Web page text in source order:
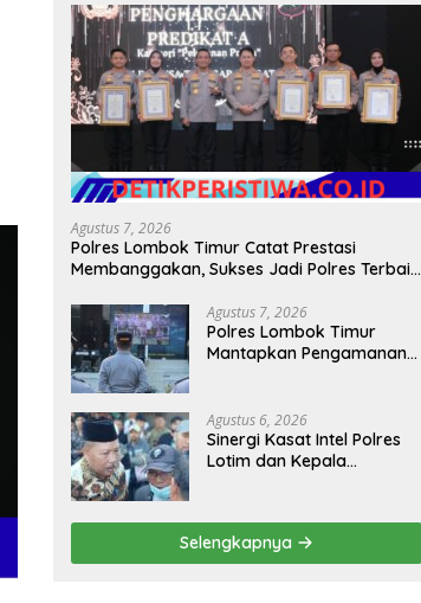
Agustus 7, 2026
Polres Lombok Timur Catat Prestasi
Membanggakan, Sukses Jadi Polres Terbaik
Agustus 7, 2026
Polres Lombok Timur
Mantapkan Pengamanan
Sambut Agenda Kapolri
Agustus 6, 2026
Sinergi Kasat Intel Polres
Lotim dan Kepala
Masyarakat
Selengkapnya